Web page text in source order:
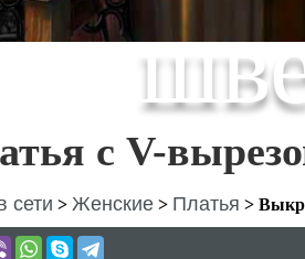
с V-
сети > Женские > Платья >